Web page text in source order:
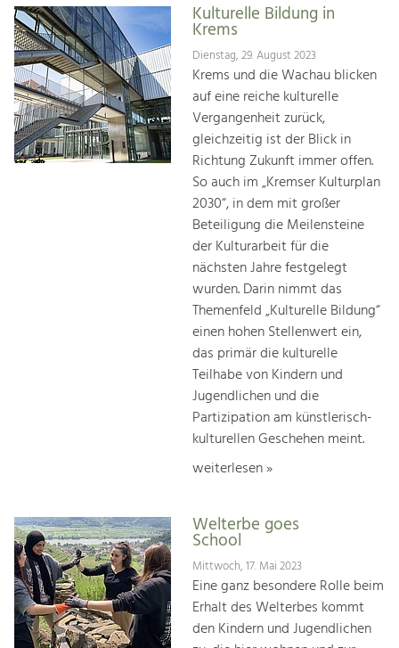
Kulturelle Bildung in
Krems
Dienstag, 29. August 2023
Krems und die Wachau blicken
auf eine reiche kulturelle
Vergangenheit zurück,
gleichzeitig ist der Blick in
Richtung Zukunft immer offen.
So auch im „Kremser Kulturplan
2030“, in dem mit großer
Beteiligung die Meilensteine
der Kulturarbeit für die
nächsten Jahre festgelegt
wurden. Darin nimmt das
Themenfeld „Kulturelle Bildung“
einen hohen Stellenwert ein,
das primär die kulturelle
Teilhabe von Kindern und
Jugendlichen und die
Partizipation am künstlerisch-
kulturellen Geschehen meint.
weiterlesen »
Welterbe goes
School
Mittwoch, 17. Mai 2023
Eine ganz besondere Rolle beim
Erhalt des Welterbes kommt
den Kindern und Jugendlichen